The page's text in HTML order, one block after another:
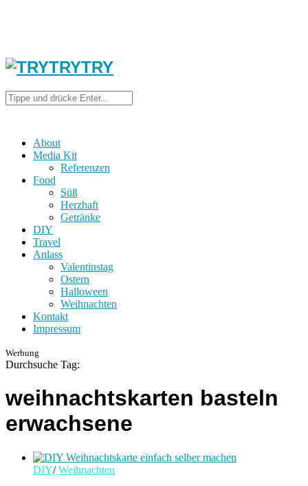
About
Media Kit
Referenzen
Food
Süß
Herzhaft
Getränke
DIY
Travel
Anlass
Valentinstag
Ostern
Halloween
Weihnachten
Kontakt
Impressum
Werbung
Durchsuche Tag:
weihnachtskarten basteln
erwachsene
DIY/ Weihnachten